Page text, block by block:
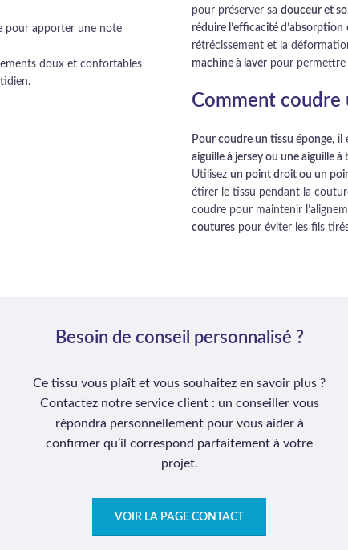
pour apporter une note
doux et confortables
pour préserver sa douceur et
réduire l’efficacité d’absorption
rétrécissement et la
machine à laver pour permettre
Comment coudre
Pour coudre un tissu éponge, il
aiguille à jersey ou une aiguille à
Utilisez un point droit ou un
étirer le tissu pendant la
coudre pour maintenir
coutures pour éviter les fils
Besoin de conseil personnalisé ?
Ce tissu vous plaît et vous souhaitez en savoir plus ?
Contactez notre service client : un conseiller vous
répondra personnellement pour vous aider à
confirmer qu’il correspond parfaitement à votre
projet.
VOIR LA PAGE CONTACT